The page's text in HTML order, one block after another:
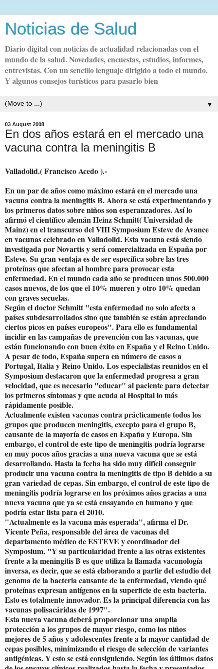
Noticias de Salud
Diario digital con noticias de actualidad relacionadas con el
mundo de la salud. Novedades, encuestas, estudios, informes,
entrevistas. Con un sencillo lenguaje dirigido a todo el mundo.
Y algunos consejos turísticos para pasarlo bien
▼
03 August 2008
En dos años estará en el mercado una
vacuna contra la meningitis B
Valladolid.( Francisco Acedo ).-
En un par de años como máximo estará en el mercado una
vacuna contra la meningitis B. Ahora se está experimentando y
los primeros datos sobre niños son esperanzadores. Así lo
afirmó el científico alemán Heinz Schmitt( Universidad de
Mainz) en el transcurso del VIII Symposium Esteve de Avance
en vacunas celebrado en Valladolid. Esta vacuna está siendo
investigada por Novartis y será comercializada en España por
Esteve. Su gran ventaja es de ser específica sobre las tres
proteínas que afectan al hombre para provocar esta
enfermedad. En el mundo cada año se producen unos 500.000
casos nuevos, de los que el 10% mueren y otro 10% quedan
con graves secuelas.
Según el doctor Schmitt "esta enfermedad no solo afecta a
países subdesarrollados sino que también se están apreciando
ciertos picos en países europeos". Para ello es fundamental
incidir en las campañas de prevención con las vacunas, que
están funcionando con buen éxito en España y el Reino Unido.
A pesar de todo, España supera en número de casos a
Portugal, Italia y Reino Unido. Los especialistas reunidos en el
Symposium destacaron que la enfermedad progresa a gran
velocidad, que es necesario "educar" al paciente para detectar
los primeros síntomas y que acuda al Hospital lo más
rápidamente posible.
Actualmente existen vacunas contra prácticamente todos los
grupos que producen meningitis, excepto para el grupo B,
causante de la mayoría de casos en España y Europa. Sin
embargo, el control de este tipo de meningitis podría lograrse
en muy pocos años gracias a una nueva vacuna que se está
desarrollando. Hasta la fecha ha sido muy difícil conseguir
producir una vacuna contra la meningitis de tipo B debido a su
gran variedad de cepas. Sin embargo, el control de este tipo de
meningitis podría lograrse en los próximos años gracias a una
nueva vacuna que ya se está ensayando en humano y que
podría estar lista para el 2010.
"Actualmente es la vacuna más esperada", afirma el Dr.
Vicente Peña, responsable del área de vacunas del
departamento médico de ESTEVE y coordinador del
Symposium. "Y su particularidad frente a las otras existentes
frente a la meningitis B es que utiliza la llamada vacunología
inversa, es decir, que se está elaborando a partir del estudio del
genoma de la bacteria causante de la enfermedad, viendo qué
proteínas expresan antígenos en la superficie de esta bacteria.
Esto es totalmente innovador. Es la principal diferencia con las
vacunas polisacáridas de 1997".
Esta nueva vacuna deberá proporcionar una amplia
protección a los grupos de mayor riesgo, como los niños
mejores de 5 años y adolescentes frente a la mayor cantidad de
cepas posibles, minimizando el riesgo de selección de variantes
antigénicas. Y esto se está consiguiendo. Según los últimos datos